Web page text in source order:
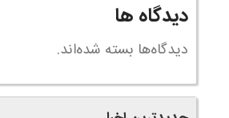
دیدگاه ها
دیدگاه‌ها بسته شده‌اند.